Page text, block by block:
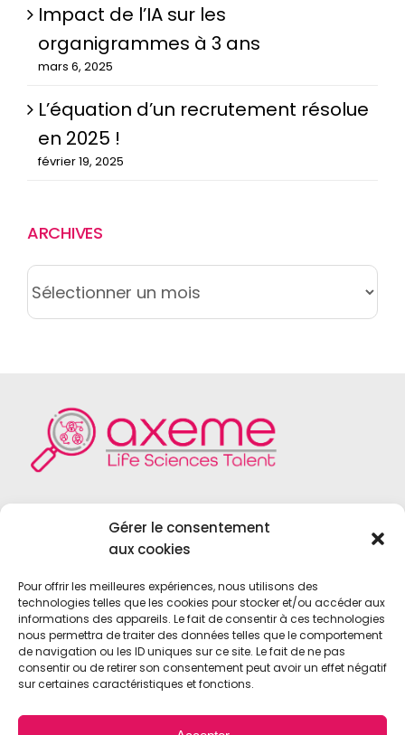
Gérer le consentement
aux cookies
Pour offrir les meilleures expériences, nous utilisons des
technologies telles que les cookies pour stocker et/ou accéder aux
informations des appareils. Le fait de consentir à ces technologies
nous permettra de traiter des données telles que le comportement
de navigation ou les ID uniques sur ce site. Le fait de ne pas
consentir ou de retirer son consentement peut avoir un effet négatif
sur certaines caractéristiques et fonctions.
Impact de l’IA sur les
organigrammes à 3 ans
mars 6, 2025
L’équation d’un recrutement résolue
en 2025 !
février 19, 2025
ARCHIVES
ARCHIVES
Axeme RH est un cabinet de recrutement
spécialisé dans le domaine du
Medical Device, du
desBiotechnologies.
© 2021 • Axeme RH • Tous droits réservés •